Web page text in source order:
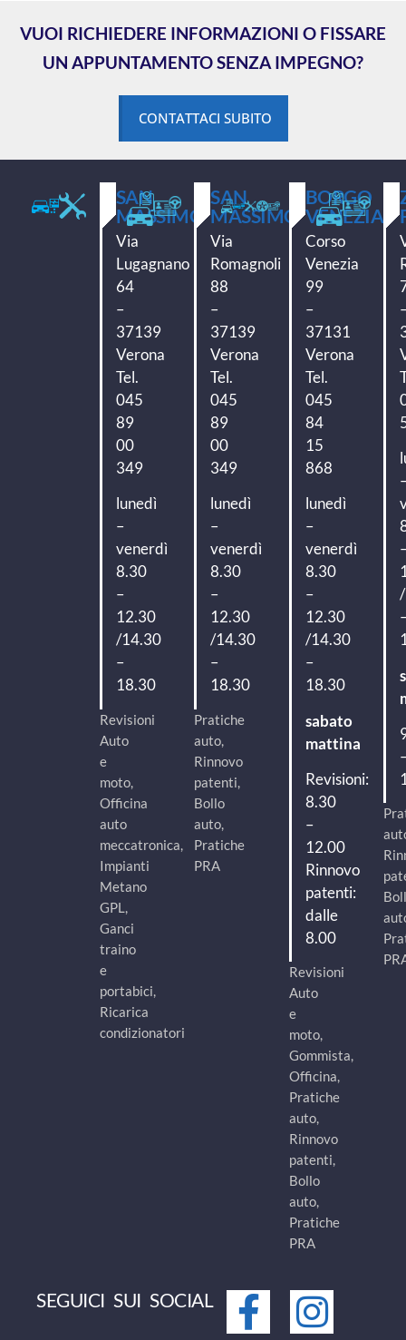
VUOI RICHIEDERE INFORMAZIONI O FISSARE
UN APPUNTAMENTO SENZA IMPEGNO?
CONTATTACI SUBITO
SAN
MASSIMO
Via
Lugagnano
64
–
37139
Verona
Tel.
045
89
00
349
lunedì
–
venerdì
8.30
–
12.30
/14.30
–
18.30
Revisioni
Auto
e
moto,
Officina
auto
meccatronica,
Impianti
Metano
GPL,
Ganci
traino
e
portabici,
Ricarica
condizionatori
SAN
MASSIMO
Via
Romagnoli
88
–
37139
Verona
Tel.
045
89
00
349
lunedì
–
venerdì
8.30
–
12.30
/14.30
–
18.30
Pratiche
auto,
Rinnovo
patenti,
Bollo
auto,
Pratiche
PRA
BORGO
VENEZIA
Corso
Venezia
99
–
37131
Verona
Tel.
045
84
15
868
lunedì
–
venerdì
8.30
–
12.30
/14.30
–
18.30
sabato
mattina
Revisioni:
8.30
–
12.00
Rinnovo
patenti:
dalle
8.00
Revisioni
Auto
e
moto,
Gommista,
Officina,
Pratiche
auto,
Rinnovo
patenti,
Bollo
auto,
Pratiche
PRA
SEGUICI SUI SOCIAL